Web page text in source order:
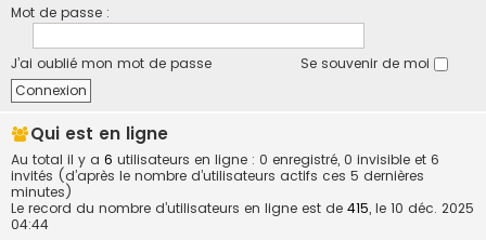
Mot de passe :
J’ai oublié mon mot de passe Se souvenir de moi
Qui est en ligne
Au total il y a 6 utilisateurs en ligne : 0 enregistré, 0 invisible et 6
invités (d’après le nombre d’utilisateurs actifs ces 5 dernières
minutes)
Le record du nombre d’utilisateurs en ligne est de 415, le 10 déc. 2025
04:44